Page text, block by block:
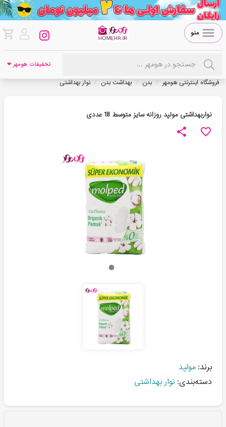
منو
تخفیفات هومهر ❤
فروشگاه اینترنتی هومهر / بدن / بهداشت بدن / نوار بهداشتی
نواربهداشتی مولپد روزانه سایز متوسط 18 عددی
برند: مولپد
دسته‌بندی: نوار بهداشتی